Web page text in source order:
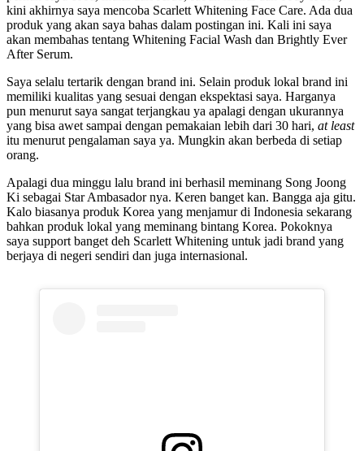
kini akhirnya saya mencoba Scarlett Whitening Face Care. Ada dua
produk yang akan saya bahas dalam postingan ini. Kali ini saya
akan membahas tentang Whitening Facial Wash dan Brightly Ever
After Serum.
Saya selalu tertarik dengan brand ini. Selain produk lokal brand ini
memiliki kualitas yang sesuai dengan ekspektasi saya. Harganya
pun menurut saya sangat terjangkau ya apalagi dengan ukurannya
yang bisa awet sampai dengan pemakaian lebih dari 30 hari, at least
itu menurut pengalaman saya ya. Mungkin akan berbeda di setiap
orang.
Apalagi dua minggu lalu brand ini berhasil meminang Song Joong
Ki sebagai Star Ambasador nya. Keren banget kan. Bangga aja gitu.
Kalo biasanya produk Korea yang menjamur di Indonesia sekarang
bahkan produk lokal yang meminang bintang Korea. Pokoknya
saya support banget deh Scarlett Whitening untuk jadi brand yang
berjaya di negeri sendiri dan juga internasional.